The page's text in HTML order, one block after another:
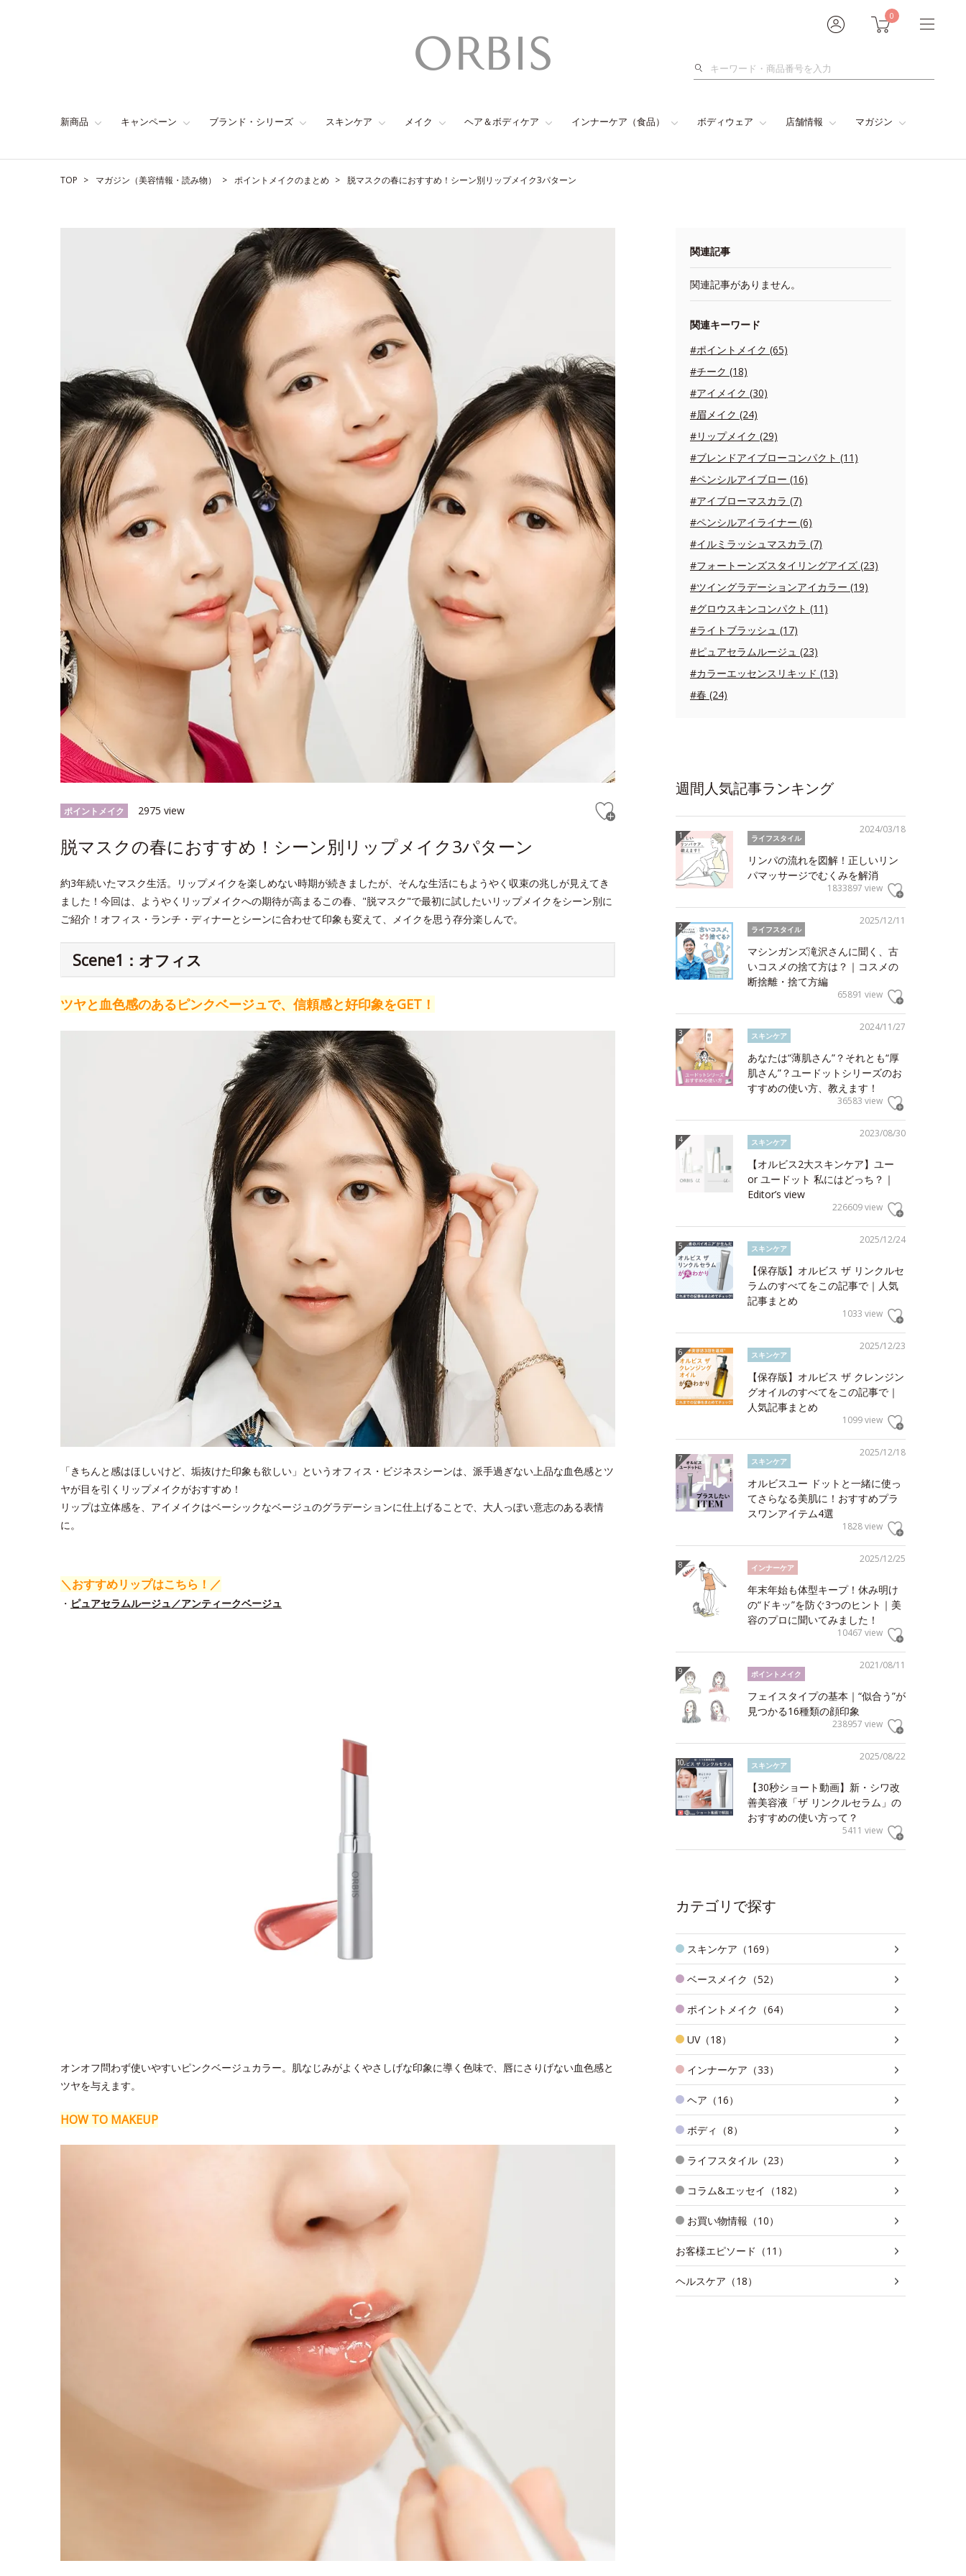
0
検
新商品 キャンペーン ブランド・シリーズ スキンケア メイク ヘア＆ボディケア インナーケア（食品） ボディウェア 店舗情報 マガジン
TOP マガジン（美容情報・読み物） ポイントメイクのまとめ 脱マスクの春におすすめ！シーン別リップメイク3パターン
ポイントメイク 2975 view
脱マスクの春におすすめ！シーン別リップメイク3パターン
約3年続いたマスク生活。リップメイクを楽しめない時期が続きましたが、そんな生活にもようやく収束の兆しが見えてき
ました！今回は、ようやくリップメイクへの期待が高まるこの春、"脱マスク"で最初に試したいリップメイクをシーン別に
ご紹介！オフィス・ランチ・ディナーとシーンに合わせて印象も変えて、メイクを思う存分楽しんで。
Scene1：オフィス
ツヤと血色感のあるピンクベージュで、信頼感と好印象をGET！
「きちんと感はほしいけど、垢抜けた印象も欲しい」というオフィス・ビジネスシーンは、派手過ぎない上品な血色感とツ
ヤが目を引くリップメイクがおすすめ！
リップは立体感を、アイメイクはベーシックなベージュのグラデーションに仕上げることで、大人っぽい意志のある表情
に。
＼おすすめリップはこちら！／
・ ピュアセラムルージュ／アンティークベージュ
オンオフ問わず使いやすいピンクベージュカラー。肌なじみがよくやさしげな印象に導く色味で、唇にさりげない血色感と
ツヤを与えます。
HOW TO MAKEUP
関連記事
関連記事がありません。
関連キーワード
#ポイントメイク (65)
#チーク (18)
#アイメイク (30)
#眉メイク (24)
#リップメイク (29)
#ブレンドアイブローコンパクト (11)
#ペンシルアイブロー (16)
#アイブローマスカラ (7)
#ペンシルアイライナー (6)
#イルミラッシュマスカラ (7)
#フォートーンズスタイリングアイズ (23)
#ツイングラデーションアイカラー (19)
#グロウスキンコンパクト (11)
#ライトブラッシュ (17)
#ピュアセラムルージュ (23)
#カラーエッセンスリキッド (13)
#春 (24)
週間人気記事ランキング
2024/03/18
ライフスタイル
リンパの流れを図解！正しいリン
パマッサージでむくみを解消
1833897 view
2025/12/11
ライフスタイル
マシンガンズ滝沢さんに聞く、古
いコスメの捨て方は？｜コスメの
断捨離・捨て方編
65891 view
2024/11/27
スキンケア
あなたは“薄肌さん”？それとも“厚
肌さん”？ユードットシリーズのお
すすめの使い方、教えます！
36583 view
2023/08/30
スキンケア
【オルビス2大スキンケア】ユー
or ユードット 私にはどっち？｜
Editor’s view
226609 view
2025/12/24
スキンケア
【保存版】オルビス ザ リンクルセ
ラムのすべてをこの記事で｜人気
記事まとめ
1033 view
2025/12/23
スキンケア
【保存版】オルビス ザ クレンジン
グオイルのすべてをこの記事で｜
人気記事まとめ
1099 view
2025/12/18
スキンケア
オルビスユー ドットと一緒に使っ
てさらなる美肌に！おすすめプラ
スワンアイテム4選
1828 view
2025/12/25
インナーケア
年末年始も体型キープ！休み明け
の“ドキッ”を防ぐ3つのヒント｜美
容のプロに聞いてみました！
10467 view
2021/08/11
ポイントメイク
フェイスタイプの基本｜“似合う”が
見つかる16種類の顔印象
238957 view
2025/08/22
スキンケア
【30秒ショート動画】新・シワ改
善美容液「ザ リンクルセラム」の
おすすめの使い方って？
5411 view
カテゴリで探す
スキンケア（169）
ベースメイク（52）
ポイントメイク（64）
UV（18）
インナーケア（33）
ヘア（16）
ボディ（8）
ライフスタイル（23）
コラム&エッセイ（182）
お買い物情報（10）
お客様エピソード（11）
ヘルスケア（18）